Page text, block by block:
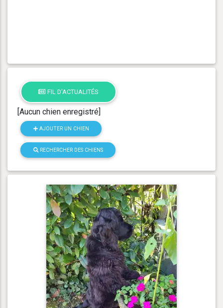
FIL D'ACTUALITÉS
[Aucun chien enregistré]
AJOUTER UN CHIEN
RECHERCHER DES CHIENS